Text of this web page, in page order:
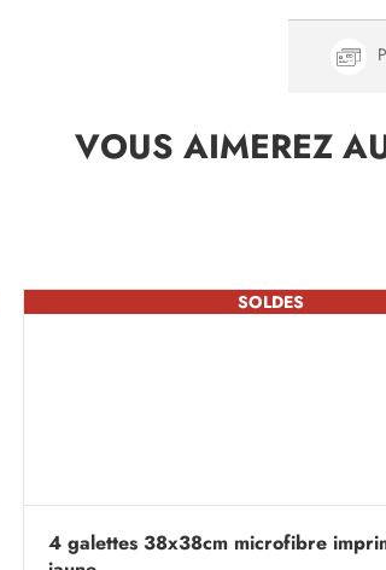
VOUS AIMEREZ
SOLDES
4 galettes 38x38cm microfibre